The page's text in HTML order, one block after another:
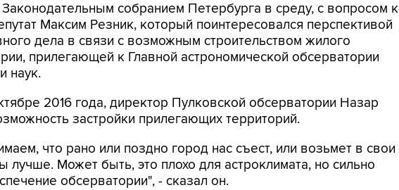
собранием Петербурга в среду, с вопросом к
Максим Резник, который поинтересовался перспективой
дела в связи с возможным строительством жилого
прилегающей к Главной астрономической обсерватории
наук.
2016 года, директор Пулковской обсерватории Назар
застройки прилегающих территорий.
что рано или поздно город нас съест, или возьмет в свои
лучше. Может быть, это плохо для астроклимата, но сильно
обсерватории", - сказал он.